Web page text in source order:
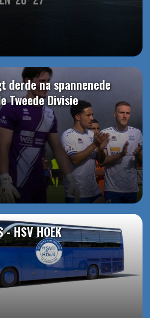
derde na spannenede
Tweede Divisie
- HSV HOEK